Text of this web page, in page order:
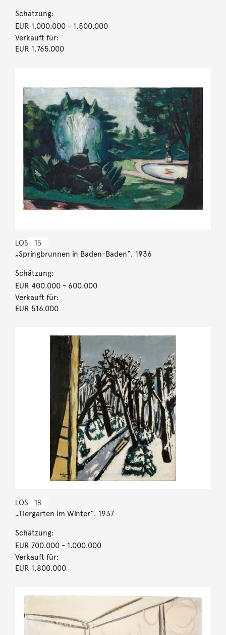
Schätzung:
EUR 1.000.000- 1.500.000
Verkauft für:
EUR 1.765.000
LOS 15
„Springbrunnen in Baden-Baden“. 1936
Schätzung:
EUR 400.000- 600.000
Verkauft für:
EUR 516.000
LOS 18
„Tiergarten im Winter“. 1937
Schätzung:
EUR 700.000- 1.000.000
Verkauft für:
EUR 1.800.000